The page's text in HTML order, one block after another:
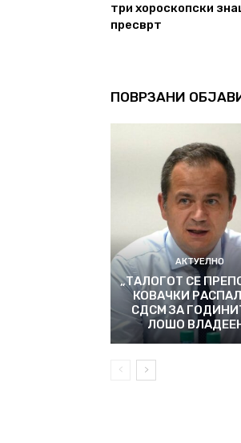
три хороскопски
пресврт
ПОВРЗАНИ
АКТУЕЛНО
„ТАЛОГОТ СЕ
КОВАЧКИ
СДСМ ЗА
ЛОШО